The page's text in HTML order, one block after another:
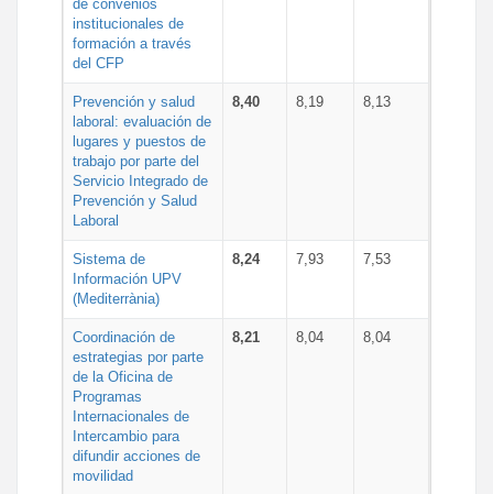
de convenios
institucionales de
formación a través
del CFP
Prevención y salud
laboral: evaluación de
lugares y puestos de
trabajo por parte del
Servicio Integrado de
Prevención y Salud
Laboral
8,40 8,19 8,13
Sistema de
Información UPV
(Mediterrània)
8,24 7,93 7,53
Coordinación de
estrategias por parte
de la Oficina de
Programas
Internacionales de
Intercambio para
difundir acciones de
movilidad
8,21 8,04 8,04